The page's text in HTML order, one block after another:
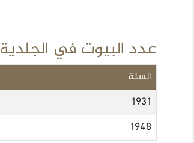
عدد البيوت في الجلدية
السنة
1931
1948